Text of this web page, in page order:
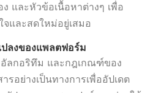
และหัวข้อเนื้อหาต่างๆ เพื่อ
และสดใหม่อยู่เสมอ
ลงของแพลตฟอร์ม
อัลกอริทึม และกฎเกณฑ์ของ
อย่างเป็นทางการเพื่ออัปเดต